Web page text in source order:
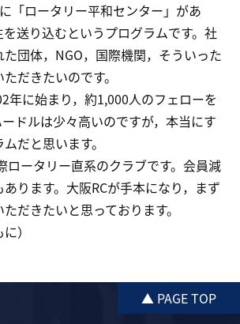
「ロータリー平和センター」があ
を送り込むというプログラムです。社
団体，NGO，国際機関，そういった
だきたいのです。
年に始まり，約1,000人のフェローを
ドルは少々高いのですが，本当にす
だと思います。
ロータリー直系のクラブです。会員減
ります。大阪RCが手本になり，まず
だきたいと思っております。
）
▲ PAGE TOP